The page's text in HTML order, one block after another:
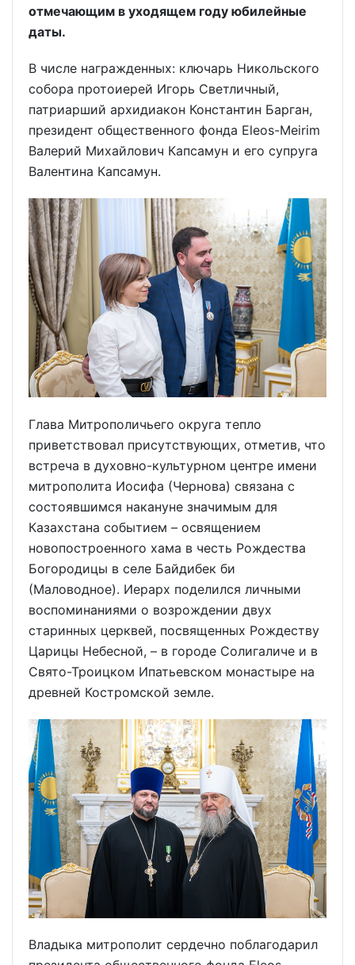
отмечающим в уходящем году юбилейные
даты.
В числе награжденных: ключарь Никольского
собора протоиерей Игорь Светличный,
патриарший архидиакон Константин Барган,
президент общественного фонда Eleos-Meirim
Валерий Михайлович Капсамун и его супруга
Валентина Капсамун.
Глава Митрополичьего округа тепло
приветствовал присутствующих, отметив, что
встреча в духовно-культурном центре имени
митрополита Иосифа (Чернова) связана с
состоявшимся накануне значимым для
Казахстана событием – освящением
новопостроенного хама в честь Рождества
Богородицы в селе Байдибек би
(Маловодное). Иерарх поделился личными
воспоминаниями о возрождении двух
старинных церквей, посвященных Рождеству
Царицы Небесной, – в городе Солигаличе и в
Свято-Троицком Ипатьевском монастыре на
древней Костромской земле.
Владыка митрополит сердечно поблагодарил